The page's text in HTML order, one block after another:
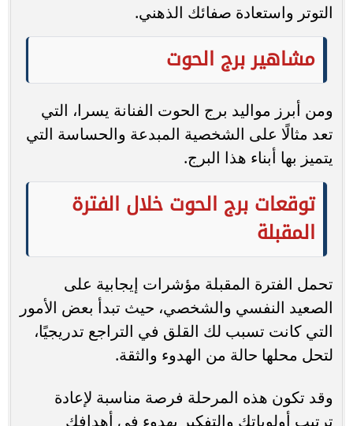
التوتر واستعادة صفائك الذهني.
مشاهير برج الحوت
ومن أبرز مواليد برج الحوت الفنانة يسرا، التي
تعد مثالًا على الشخصية المبدعة والحساسة التي
يتميز بها أبناء هذا البرج.
توقعات برج الحوت خلال الفترة
المقبلة
تحمل الفترة المقبلة مؤشرات إيجابية على
الصعيد النفسي والشخصي، حيث تبدأ بعض الأمور
التي كانت تسبب لك القلق في التراجع تدريجيًا،
لتحل محلها حالة من الهدوء والثقة.
وقد تكون هذه المرحلة فرصة مناسبة لإعادة
ترتيب أولوياتك والتفكير بهدوء في أهدافك